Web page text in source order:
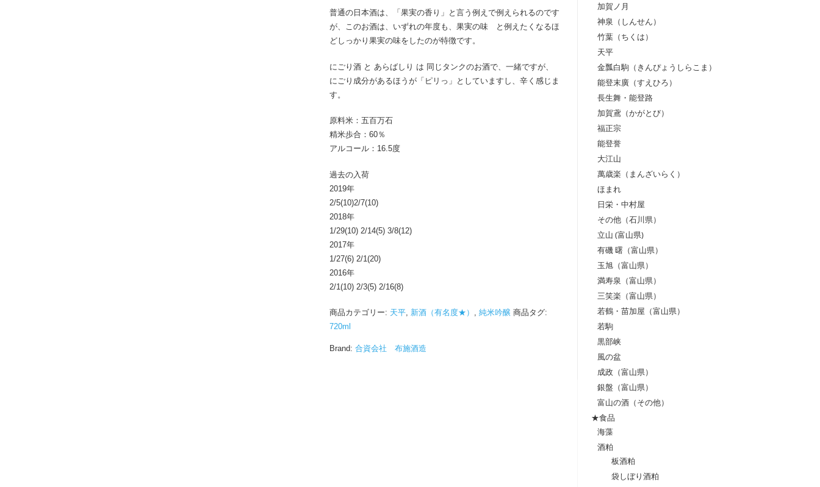
普通の日本酒は、「果実の香り」と言う例えで例えられるのです
が、このお酒は、いずれの年度も、果実の味 と例えたくなるほ
どしっかり果実の味をしたのが特徴です。
にごり酒 と あらばしり は 同じタンクのお酒で、一緒ですが、
にごり成分があるほうが「ピリっ」としていますし、辛く感じま
す。
原料米：五百万石
精米歩合：60％
アルコール：16.5度
過去の入荷
2019年
2/5(10)2/7(10)
2018年
1/29(10) 2/14(5) 3/8(12)
2017年
1/27(6) 2/1(20)
2016年
2/1(10) 2/3(5) 2/16(8)
商品カテゴリー: 天平, 新酒（有名度★） , 純米吟醸 商品タグ:
720ml
Brand: 合資会社 布施酒造
加賀ノ月
神泉（しんせん）
竹葉（ちくは）
天平
金瓢白駒（きんぴょうしらこま）
能登末廣（すえひろ）
長生舞・能登路
加賀鳶（かがとび）
福正宗
能登誉
大江山
萬歳楽（まんざいらく）
ほまれ
日栄・中村屋
その他（石川県）
立山 (富山県)
有磯 曙（富山県）
玉旭（富山県）
満寿泉（富山県）
三笑楽（富山県）
若鶴・苗加屋（富山県）
若駒
黒部峡
風の盆
成政（富山県）
銀盤（富山県）
富山の酒（その他）
★食品
海藻
酒粕
板酒粕
袋しぼり酒粕